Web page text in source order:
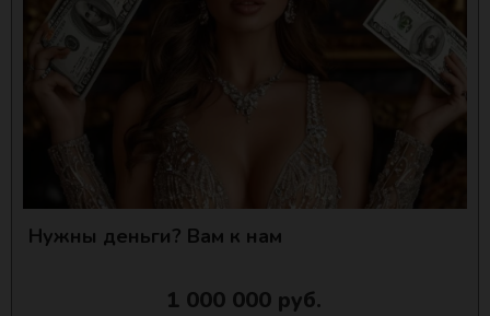
Нужны деньги? Вам к нам
1 000 000 руб.